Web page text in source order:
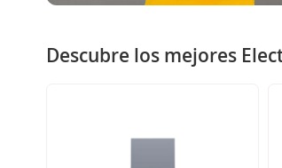
Descubre los mejores